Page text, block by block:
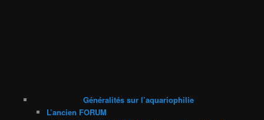
Généralités sur l’aquariophilie
L’ancien FORUM